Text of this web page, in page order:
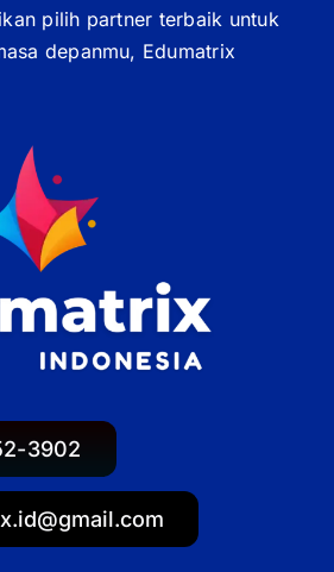
3902
pilih partner terbaik untuk
depanmu, Edumatrix